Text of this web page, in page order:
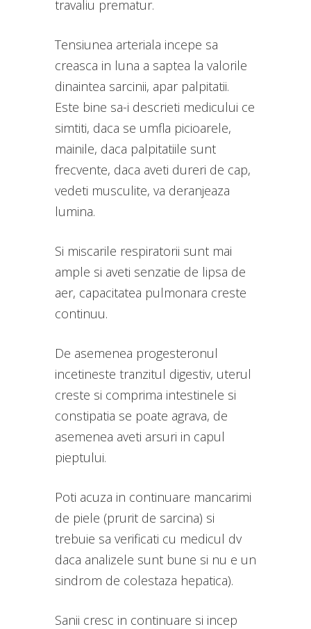
travaliu prematur.
Tensiunea arteriala incepe sa
creasca in luna a saptea la valorile
dinaintea sarcinii, apar palpitatii.
Este bine sa-i descrieti medicului ce
simtiti, daca se umfla picioarele,
mainile, daca palpitatiile sunt
frecvente, daca aveti dureri de cap,
vedeti musculite, va deranjeaza
lumina.
Si miscarile respiratorii sunt mai
ample si aveti senzatie de lipsa de
aer, capacitatea pulmonara creste
continuu.
De asemenea progesteronul
incetineste tranzitul digestiv, uterul
creste si comprima intestinele si
constipatia se poate agrava, de
asemenea aveti arsuri in capul
pieptului.
Poti acuza in continuare mancarimi
de piele (prurit de sarcina) si
trebuie sa verificati cu medicul dv
daca analizele sunt bune si nu e un
sindrom de colestaza hepatica).
Sanii cresc in continuare si incep